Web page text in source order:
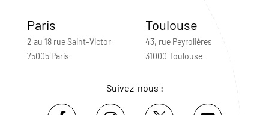
Paris
2 au 18 rue Saint-Victor
75005 Paris
Toulouse
43, rue Peyrolières
31000 Toulouse
Suivez-nous :